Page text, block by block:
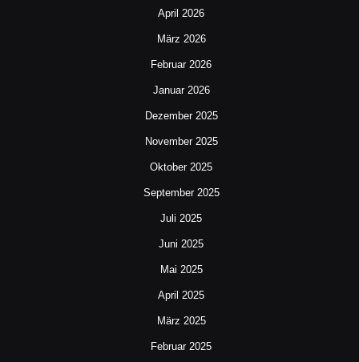
April 2026
März 2026
Februar 2026
Januar 2026
Dezember 2025
November 2025
Oktober 2025
September 2025
Juli 2025
Juni 2025
Mai 2025
April 2025
März 2025
Februar 2025